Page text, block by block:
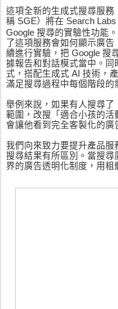
這項全新的生成式搜尋服務
稱 SGE）將在 Search
Google 搜尋的實驗性功能
了這項服務會如何顯示廣
續進行實驗，把 Google 搜
據報告和對話模式當中。
式，搭配生成式 AI 技術，
滿足搜尋過程中每個階段的
舉例來說，如果有人搜尋
範圍，改搜「適合小孩的
會讓他看到完全客製化的廣
我們向來致力要提升產品
搜尋結果有所區別。當搜
界的廣告透明化制度，用粗